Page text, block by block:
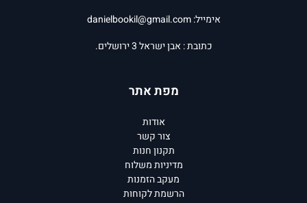
המשנה והתלמוד בארץ
ישראל ובבבל. אופנהיימר
ומילא כמה וכמה תפקידי
מפתח שקידמו את חקר
המחיר שלנו:
אימייל:danielbookil@gmail.com
כתובת : אבן ישראל 3 ירושלים.
מפת אתר
אודות
צור קשר
תקנון חנות
מדיניות משלוח
מעקב הזמנות
הרשמת לקוחות